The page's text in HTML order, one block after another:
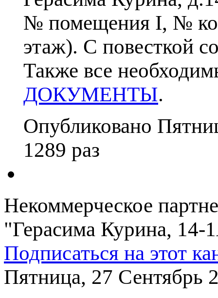
№ помещения I, №
этаж). С повесткой
Также все
ДОКУМЕНТЫ.
Опубликовано
1289 раз
Некоммерческое
"Герасима Курина,
Подписаться на этот
Пятница, 27 Сентябрь